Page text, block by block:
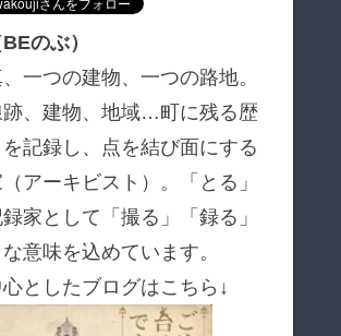
のぶ）
一つの建物、一つの路地。
、建物、地域…町に残る歴
記録し、点を結び面にする
アーキビスト）。「とる」
家として「撮る」「録る」
意味を込めています。
としたブログはこちら↓